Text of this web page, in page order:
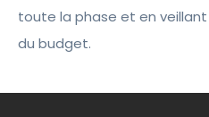
toute la phase et en
du budget.